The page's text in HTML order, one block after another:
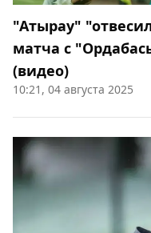
"Атырау"
матча с
(видео)
10:21, 04 августа 2025